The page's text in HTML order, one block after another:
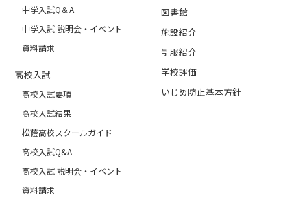
中学入試Q＆A
中学入試 説明会・イベント
資料請求
高校入試
高校入試要項
高校入試結果
松蔭高校スクールガイド
高校入試Q&A
高校入試 説明会・イベント
資料請求
図書館
施設紹介
制服紹介
学校評価
いじめ防止基本方針